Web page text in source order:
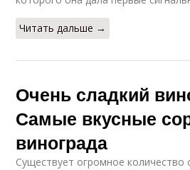
Читать дальше →
Очень сладкий
Самые вкусные
винограда
Существует огромное количество